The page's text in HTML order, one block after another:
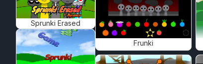
Sprunki Erased
Frunki